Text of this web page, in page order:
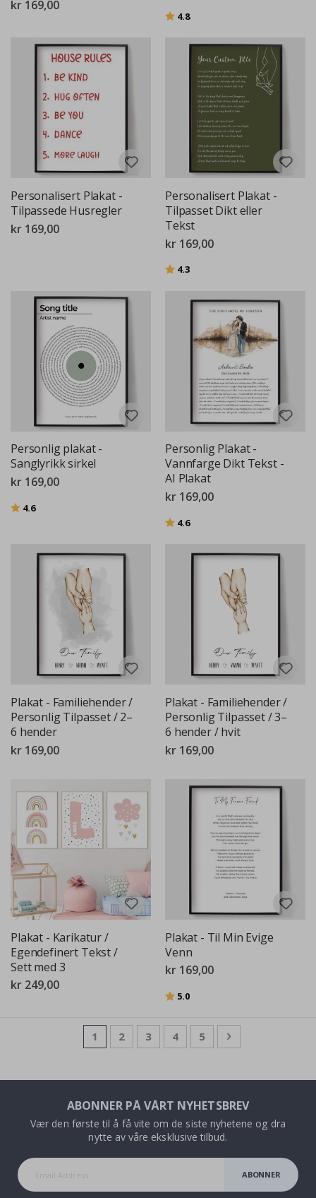
kr 169,00
Karakter:
4.8av 5 mulige
Personalisert Plakat -
Tilpassede Husregler
kr 169,00
Personalisert Plakat -
Tilpasset Dikt eller
Tekst
kr 169,00
Karakter:
4.3
Personlig plakat -
Sanglyrikk sirkel
kr 169,00
Karakter:
4.6av 5 mulige
Personlig Plakat -
Vannfarge Dikt Tekst -
AI Plakat
kr 169,00
Karakter:
4.6av 5 mulige
Plakat - Familiehender /
Personlig Tilpasset / 2–
6 hender
kr 169,00
Plakat - Familiehender /
Personlig Tilpasset / 3–
6 hender / hvit
kr 169,00
Plakat - Karikatur /
Egendefinert Tekst /
Sett med 3
kr 249,00
Plakat - Til Min Evige
Venn
kr 169,00
Karakter:
5.0
SideYou're currently reading page
1 Side
2 Side
3 Side
4 Side
5 Side
Neste
ABONNER PÅ VÅRT NYHETSBREV
Vær den første til å få vite om de siste nyhetene og dra
nytte av våre eksklusive tilbud.
ABONNER